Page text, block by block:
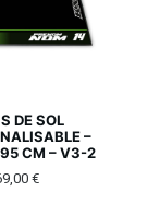
DE SOL
–
CM – V3-2
€